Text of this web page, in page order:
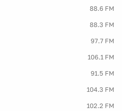
88.6 FM
88.3 FM
97.7 FM
106.1 FM
91.5 FM
104.3 FM
102.2 FM